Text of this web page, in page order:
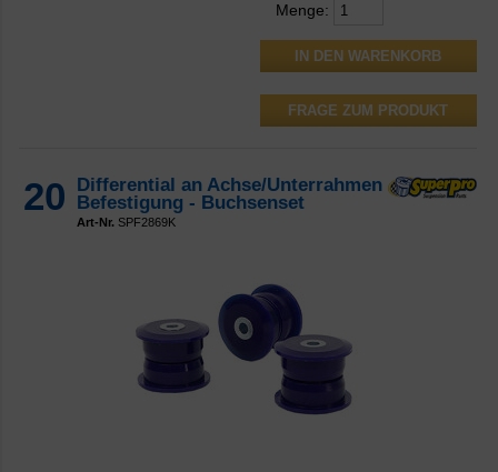
Menge:
FRAGE ZUM PRODUKT
20
Differential an Achse/Unterrahmen
Befestigung - Buchsenset
Art-Nr. SPF2869K